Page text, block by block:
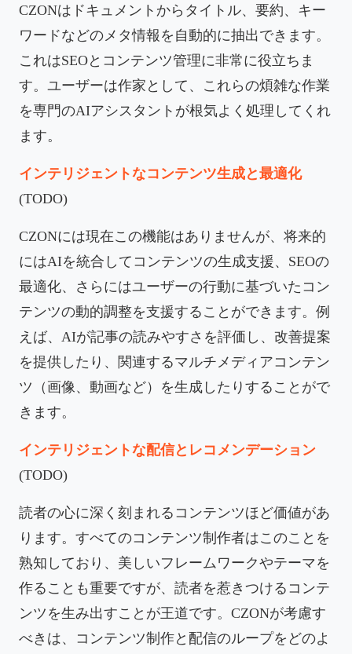
CZONはドキュメントからタイトル、要約、キー
ワードなどのメタ情報を自動的に抽出できます。
これはSEOとコンテンツ管理に非常に役立ちま
す。ユーザーは作家として、これらの煩雑な作業
を専門のAIアシスタントが根気よく処理してくれ
ます。
インテリジェントなコンテンツ生成と最適化
(TODO)
CZONには現在この機能はありませんが、将来的
にはAIを統合してコンテンツの生成支援、SEOの
最適化、さらにはユーザーの行動に基づいたコン
テンツの動的調整を支援することができます。例
えば、AIが記事の読みやすさを評価し、改善提案
を提供したり、関連するマルチメディアコンテン
ツ（画像、動画など）を生成したりすることがで
きます。
インテリジェントな配信とレコメンデーション
(TODO)
読者の心に深く刻まれるコンテンツほど価値があ
ります。すべてのコンテンツ制作者はこのことを
熟知しており、美しいフレームワークやテーマを
作ることも重要ですが、読者を惹きつけるコンテ
ンツを生み出すことが王道です。CZONが考慮す
べきは、コンテンツ制作と配信のループをどのよ